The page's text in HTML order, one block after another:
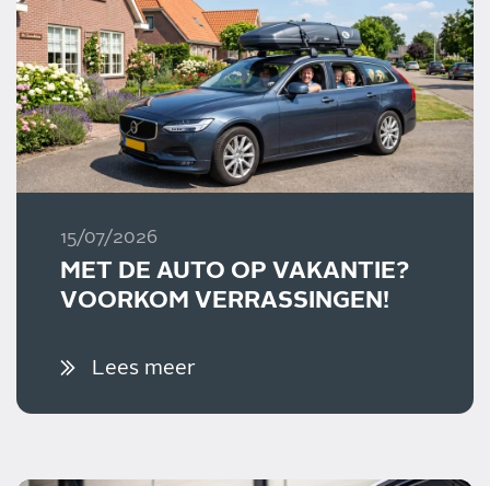
15/07/2026
MET DE AUTO OP VAKANTIE?
VOORKOM VERRASSINGEN!
Lees meer